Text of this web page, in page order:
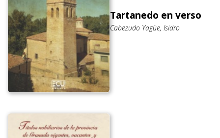
Tartanedo en verso
Cabezudo Yagüe, Isidro